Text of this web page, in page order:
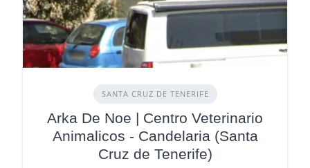
SANTA CRUZ DE TENERIFE
Arka De Noe | Centro Veterinario
Animalicos - Candelaria (Santa
Cruz de Tenerife)